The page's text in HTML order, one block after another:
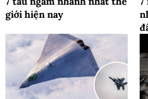
giới hiện nay